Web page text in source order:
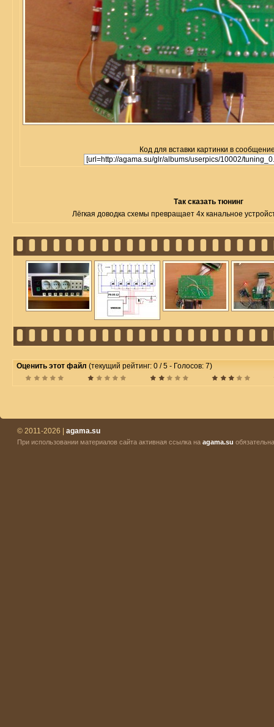
Код для вставки картинки в
Так сказать тюнинг
Лёгкая доводка схемы превращает 4х канальное
Оценить этот файл (текущий рейтинг: 0 / 5 - Голосов: 7)
© 2011-2026 | agama.su
При использовании материалов сайта активная ссылка на agama.su